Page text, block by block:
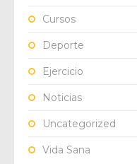
Cursos
Deporte
Ejercicio
Noticias
Uncategorized
Vida Sana